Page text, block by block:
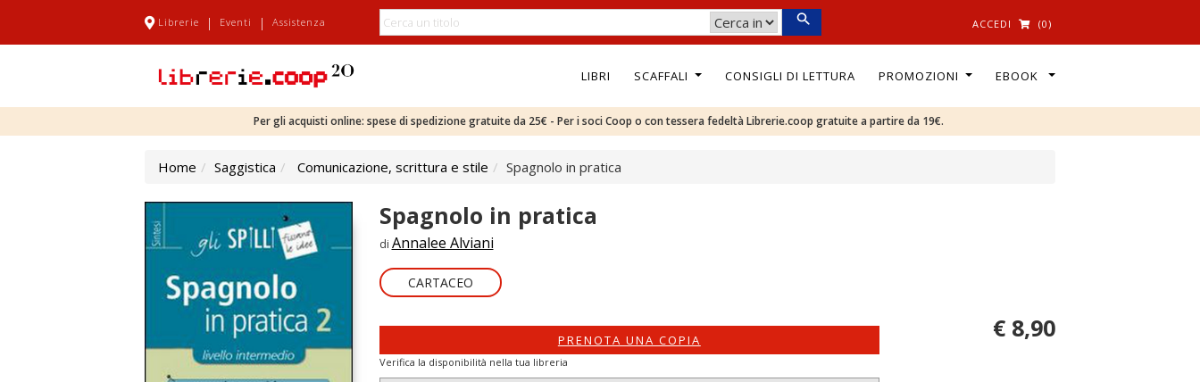
Librerie | Eventi | Assistenza ACCEDI (0)
LIBRI SCAFFALI CONSIGLI DI LETTURA PROMOZIONI EBOOK
Per gli acquisti online: spese di spedizione gratuite da 25€ - Per i soci Coop o con tessera fedeltà Librerie.coop gratuite a partire da 19€.
Home Saggistica Comunicazione, scrittura e stile Spagnolo in pratica
Spagnolo in pratica
di Annalee Alviani
CARTACEO
PRENOTA UNA COPIA
Verifica la disponibilità nella tua libreria
€ 8,90